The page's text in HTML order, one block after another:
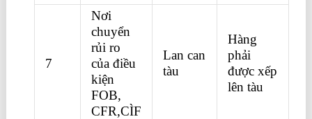
7
Nơi
chuyển
rủi ro
của điều
kiện
FOB,
CFR,CÌF
Lan can
tàu
Hàng
phải
được xếp
lên tàu